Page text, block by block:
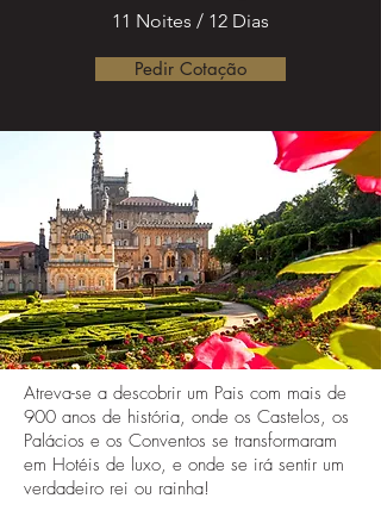
11 Noites / 12 Dias
Pedir Cotação
Atreva-se a descobrir um Pais com mais de
900 anos de história, onde os Castelos, os
Palácios e os Conventos se transformaram
em Hotéis de luxo, e onde se irá sentir um
verdadeiro rei ou rainha!